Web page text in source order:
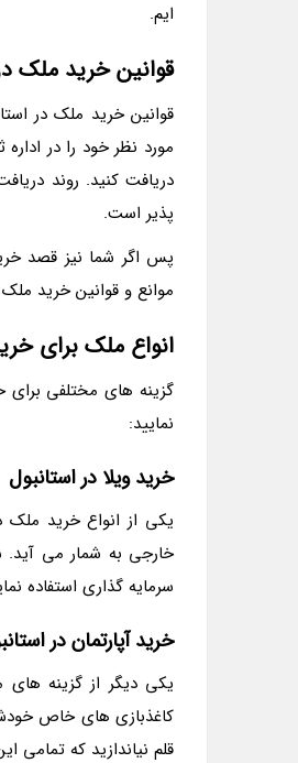
ایم.
قوانین خرید ملک
قوانین خرید ملک در
مورد نظر خود را در
دریافت کنید. روند
پذیر است.
پس اگر شما نیز قصد
موانع و قوانین خرید
انواع ملک برای
گزینه های مختلفی
نمایید:
خرید ویلا در استانبول
یکی از انواع خرید ملک
خارجی به شمار می آید.
سرمایه گذاری استفاده
خرید آپارتمان در
یکی دیگر از گزینه
کاغذبازی های خاص خودش
قلم نیاندازید که تمامی